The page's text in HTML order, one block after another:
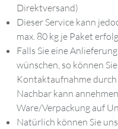
Direktversand)
Dieser Service kann
max. 80 kg je Paket
Falls Sie eine
wünschen, so können
Kontaktaufnahme
Nachbar kann
Ware/Verpackung auf
Natürlich können Sie